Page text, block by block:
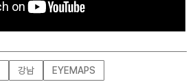
강남 EYEMAPS